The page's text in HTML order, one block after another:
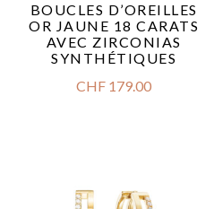
BOUCLES D’OREILLES
OR JAUNE 18 CARATS
AVEC ZIRCONIAS
SYNTHÉTIQUES
CHF 179.00